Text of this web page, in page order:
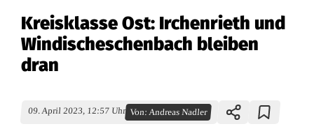
Kreisklasse Ost: Irchenrieth und
Windischeschenbach bleiben
dran
09. April 2023, 12:57 Uhr Von:Andreas Nadler